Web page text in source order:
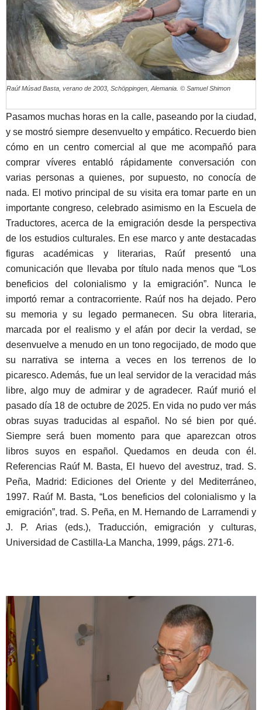
Raúf Músad Basta, verano de 2003, Schöppingen, Alemania. © Samuel Shimon
Pasamos muchas horas en la calle, paseando por la ciudad,
y se mostró siempre desenvuelto y empático. Recuerdo bien
cómo en un centro comercial al que me acompañó para
comprar víveres entabló rápidamente conversación con
varias personas a quienes, por supuesto, no conocía de
nada. El motivo principal de su visita era tomar parte en un
importante congreso, celebrado asimismo en la Escuela de
Traductores, acerca de la emigración desde la perspectiva
de los estudios culturales. En ese marco y ante destacadas
figuras académicas y literarias, Raúf presentó una
comunicación que llevaba por título nada menos que “Los
beneficios del colonialismo y la emigración”. Nunca le
importó remar a contracorriente. Raúf nos ha dejado. Pero
su memoria y su legado permanecen. Su obra literaria,
marcada por el realismo y el afán por decir la verdad, se
desenvuelve a menudo en un tono regocijado, de modo que
su narrativa se interna a veces en los terrenos de lo
picaresco. Además, fue un leal servidor de la veracidad más
libre, algo muy de admirar y de agradecer. Raúf murió el
pasado día 18 de octubre de 2025. En vida no pudo ver más
obras suyas traducidas al español. No sé bien por qué.
Siempre será buen momento para que aparezcan otros
libros suyos en español. Quedamos en deuda con él.
Referencias Raúf M. Basta, El huevo del avestruz, trad. S.
Peña, Madrid: Ediciones del Oriente y del Mediterráneo,
1997. Raúf M. Basta, “Los beneficios del colonialismo y la
emigración”, trad. S. Peña, en M. Hernando de Larramendi y
J. P. Arias (eds.), Traducción, emigración y culturas,
Universidad de Castilla-La Mancha, 1999, págs. 271-6.